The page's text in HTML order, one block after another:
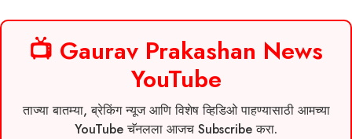
📺 Gaurav Prakashan News
YouTube
ताज्या बातम्या, ब्रेकिंग न्यूज आणि विशेष व्हिडिओ पाहण्यासाठी आमच्या
YouTube चॅनलला आजच Subscribe करा.